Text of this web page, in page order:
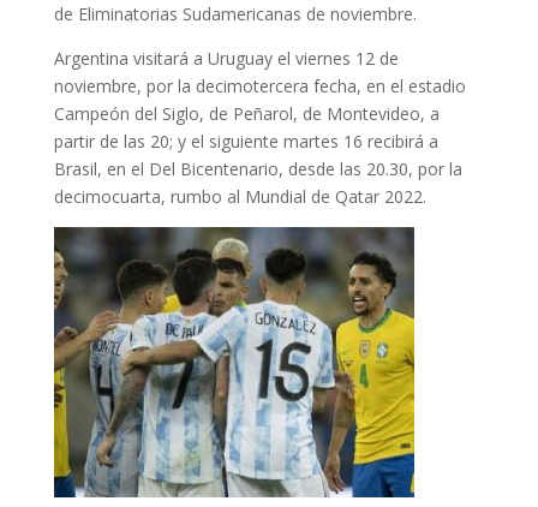
de Eliminatorias Sudamericanas de noviembre.
Argentina visitará a Uruguay el viernes 12 de
noviembre, por la decimotercera fecha, en el estadio
Campeón del Siglo, de Peñarol, de Montevideo, a
partir de las 20; y el siguiente martes 16 recibirá a
Brasil, en el Del Bicentenario, desde las 20.30, por la
decimocuarta, rumbo al Mundial de Qatar 2022.